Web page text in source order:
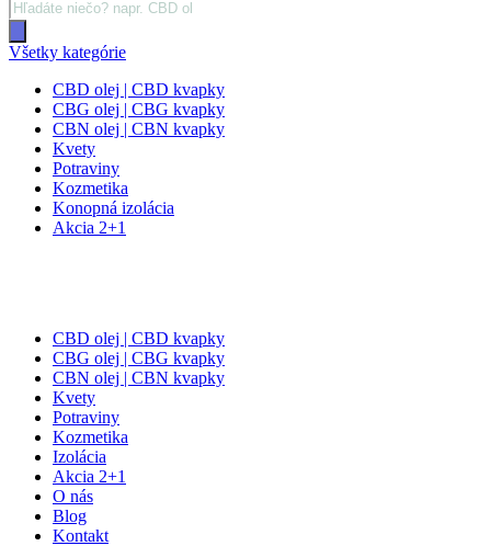
Products
search
Všetky kategórie
CBD olej | CBD kvapky
CBG olej | CBG kvapky
CBN olej | CBN kvapky
Kvety
Potraviny
Kozmetika
Konopná izolácia
Akcia 2+1
CBD olej | CBD kvapky
CBG olej | CBG kvapky
CBN olej | CBN kvapky
Kvety
Potraviny
Kozmetika
Izolácia
Akcia 2+1
O nás
Blog
Kontakt